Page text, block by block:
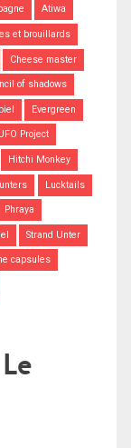
Atiwa
et brouillards
Cheese master
of shadows
Evergreen
Project
Hitchi Monkey
Lucktails
Phraya
Strand Unter
capsules